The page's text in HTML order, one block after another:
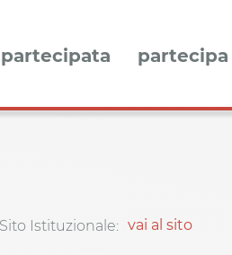
partecipa
Sito Istituzionale: vai al sito